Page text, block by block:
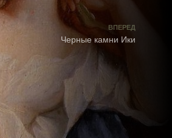
ВПЕРЕД
Черные камни Ики